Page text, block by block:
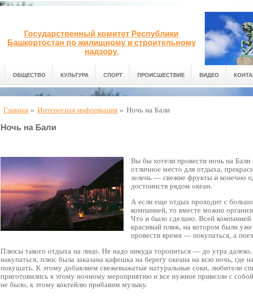
Государственный комитет Республики
Башкортостан по жилищному и строительному
надзору.
ОБЩЕСТВО КУЛЬТУРА СПОРТ ПРОИСШЕСТВИЕ ВИДЕО
Главная » Интересная информация » Ночь на Бали
Ночь на Бали
Вы бы хотели провести ночь на
отличное место для отдыха,
зелень — свежие фрукты и конечно
достоинств рядом океан.
А если еще отдых проходит с
компанией, то вместе можно
Что и было сделано. Всей
красивый пляж, на котором были уже
провести время — покупаться, а
Плюсы такого отдыха на лицо. Не надо никуда торопиться — до утра
накупаться, плюс была заказана кафешка на берегу океана на всю ночь, где
покушать. К этому добавляем свежевыжатые натуральные соки, любители
приготовились к этому ночному мероприятию и все нужное привезли с
не было, к этому коктейлю прибавим музыку.